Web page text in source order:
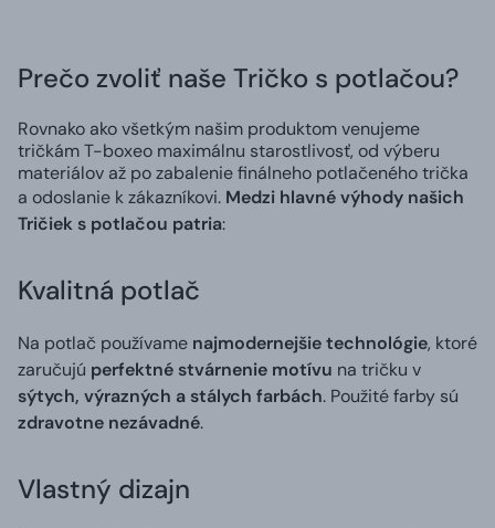
Prečo zvoliť naše Tričko s potlačou?
Rovnako ako všetkým našim produktom venujeme
tričkám T-boxeo maximálnu starostlivosť, od výberu
materiálov až po zabalenie finálneho potlačeného trička
a odoslanie k zákazníkovi. Medzi hlavné výhody našich
Tričiek s potlačou patria:
Kvalitná potlač
Na potlač používame najmodernejšie technológie, ktoré
zaručujú perfektné stvárnenie motívu na tričku v
sýtych, výrazných a stálych farbách. Použité farby sú
zdravotne nezávadné.
Vlastný dizajn